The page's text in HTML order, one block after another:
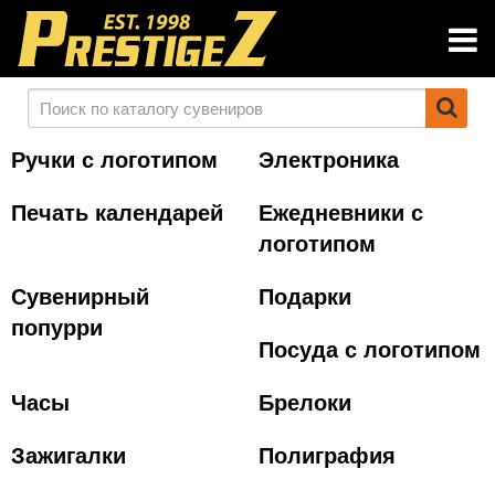
Ручки с логотипом
Электроника
Печать календарей
Ежедневники с
логотипом
Сувенирный
попурри
Подарки
Посуда с логотипом
Часы
Брелоки
Зажигалки
Полиграфия